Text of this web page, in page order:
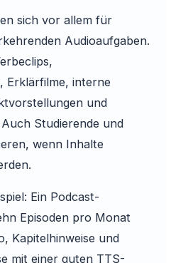
sich vor allem für
Audioaufgaben.
Erklärfilme, interne
und
Studierende und
wenn Inhalte
Ein Podcast-
Episoden pro Monat
Kapitelhinweise und
mit einer guten TTS-